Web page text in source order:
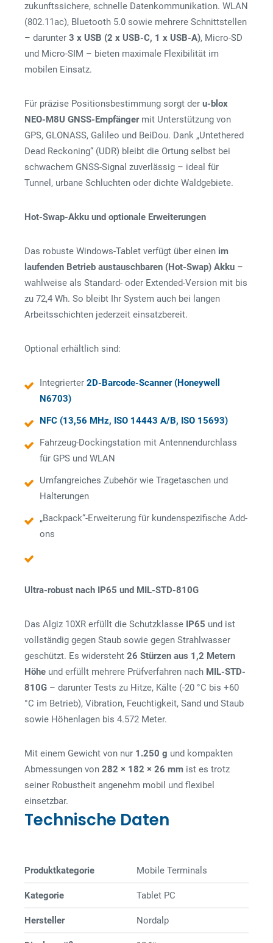
zukunftssichere, schnelle Datenkommunikation. WLAN
(802.11ac), Bluetooth 5.0 sowie mehrere Schnittstellen
– darunter 3 x USB (2 x USB-C, 1 x USB-A), Micro-SD
und Micro-SIM – bieten maximale Flexibilität im
mobilen Einsatz.
Für präzise Positionsbestimmung sorgt der u-blox
NEO-M8U GNSS-Empfängermit Unterstützung von
GPS, GLONASS, Galileo und BeiDou. Dank „Untethered
Dead Reckoning“ (UDR) bleibt die Ortung selbst bei
schwachem GNSS-Signal zuverlässig – ideal für
Tunnel, urbane Schluchten oder dichte Waldgebiete.
Hot-Swap-Akku und optionale Erweiterungen
Das robuste Windows-Tablet verfügt über einen im
laufenden Betrieb austauschbaren (Hot-Swap) Akku –
wahlweise als Standard- oder Extended-Version mit bis
zu 72,4 Wh. So bleibt Ihr System auch bei langen
Arbeitsschichten jederzeit einsatzbereit.
Optional erhältlich sind:
Integrierter 2D-Barcode-Scanner (Honeywell
N6703)
NFC (13,56 MHz, ISO 14443 A/B, ISO 15693)
Fahrzeug-Dockingstation mit Antennendurchlass
für GPS und WLAN
Umfangreiches Zubehör wie Tragetaschen und
Halterungen
„Backpack“-Erweiterung für kundenspezifische Add-
ons
Ultra-robust nach IP65 und MIL-STD-810G
Das Algiz 10XR erfüllt die Schutzklasse IP65 und ist
vollständig gegen Staub sowie gegen Strahlwasser
geschützt. Es widersteht 26 Stürzen aus 1,2 Metern
Höhe und erfüllt mehrere Prüfverfahren nach MIL-STD-
810G – darunter Tests zu Hitze, Kälte (-20 °C bis +60
°C im Betrieb), Vibration, Feuchtigkeit, Sand und Staub
sowie Höhenlagen bis 4.572 Meter.
Mit einem Gewicht von nur 1.250 g und kompakten
Abmessungen von 282 × 182 × 26 mm ist es trotz
seiner Robustheit angenehm mobil und flexibel
einsetzbar.
Technische Daten
Produktkategorie Mobile Terminals
Kategorie Tablet PC
Hersteller Nordalp